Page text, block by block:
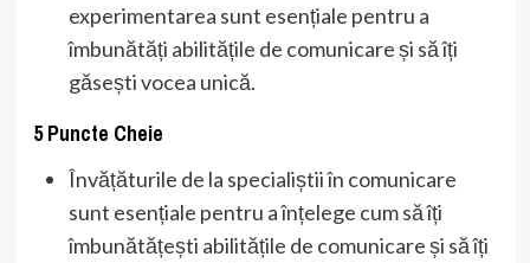
experimentarea sunt esențiale pentru a
îmbunătăți abilitățile de comunicare și să îți
găsești vocea unică.
5 Puncte Cheie
Învățăturile de la specialiștii în comunicare
sunt esențiale pentru a înțelege cum să îți
îmbunătățești abilitățile de comunicare și să îți